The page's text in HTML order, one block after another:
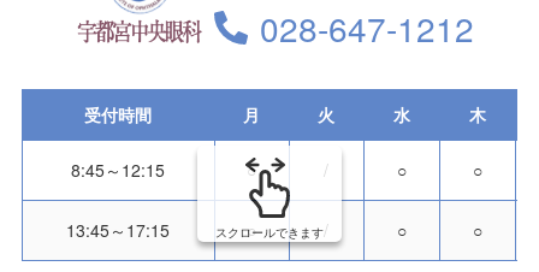
028-647-1212
受付時間 月 火 水 木
8:45～12:15 ○ / ○ ○
13:45～17:15 ○ / ○ ○
スクロールできます